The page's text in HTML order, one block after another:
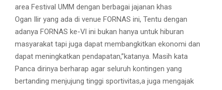
area Festival UMM dengan berbagai jajanan khas
Ogan Ilir yang ada di venue FORNAS ini, Tentu dengan
adanya FORNAS ke-Vl ini bukan hanya untuk hiburan
masyarakat tapi juga dapat membangkitkan ekonomi dan
dapat meningkatkan pendapatan,”katanya. Masih kata
Panca dirinya berharap agar seluruh kontingen yang
bertanding menjujung tinggi sportivitas,a juga mengajak